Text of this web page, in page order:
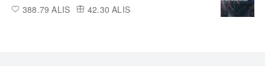
388.79 ALIS 42.30 ALIS